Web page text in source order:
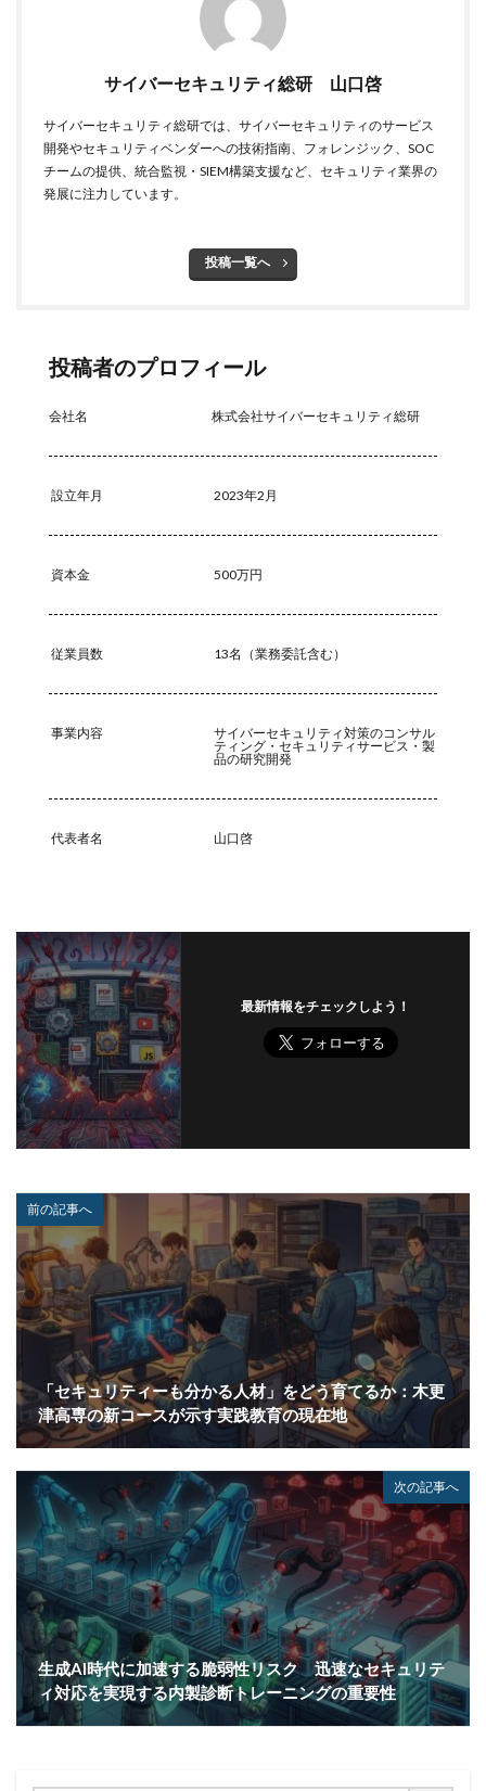
サイバーセキュリティ総研 山口啓
サイバーセキュリティ総研では、サイバーセキュリティのサービス
開発やセキュリティベンダーへの技術指南、フォレンジック、SOC
チームの提供、統合監視・SIEM構築支援など、セキュリティ業界の
発展に注力しています。
投稿一覧へ
投稿者のプロフィール
会社名 株式会社サイバーセキュリティ総研
設立年月 2023年2月
資本金 500万円
従業員数 13名（業務委託含む）
事業内容
サイバーセキュリティ対策のコンサル
ティング・セキュリティサービス・製
品の研究開発
代表者名 山口啓
最新情報をチェックしよう！
前の記事へ
「セキュリティーも分かる人材」をどう育てるか：木更
津高専の新コースが示す実践教育の現在地
次の記事へ
生成AI時代に加速する脆弱性リスク 迅速なセキュリテ
ィ対応を実現する内製診断トレーニングの重要性